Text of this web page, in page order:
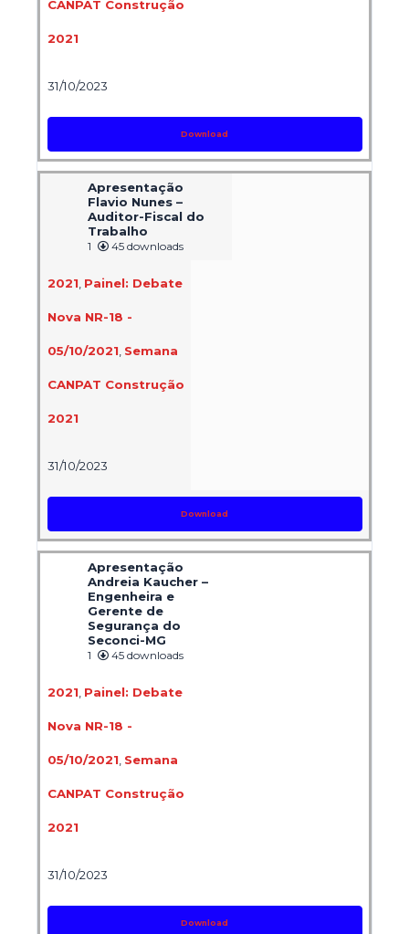
CANPAT Construção
2021
31/10/2023
Download
Apresentação
Flavio Nunes –
Auditor-Fiscal do
Trabalho
1 45 downloads
2021 Painel: Debate
Nova NR-18 -
05/10/2021 Semana
CANPAT Construção
2021
31/10/2023
Download
Apresentação
Andreia Kaucher –
Engenheira e
Gerente de
Segurança do
Seconci-MG
1 45 downloads
2021, Painel: Debate
Nova NR-18 -
05/10/2021, Semana
CANPAT Construção
2021
31/10/2023
Download